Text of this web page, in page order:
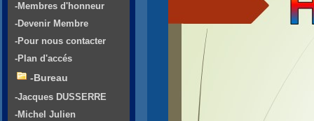
-Membres d'honneur
-Devenir Membre
-Pour nous contacter
-Plan d'accés
-Bureau
-Jacques DUSSERRE
-Michel Julien